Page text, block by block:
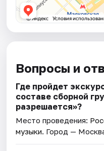
Вопросы и
Где пройдет
составе сборной
разрешается»?
Место проведения:
музыки. Город —